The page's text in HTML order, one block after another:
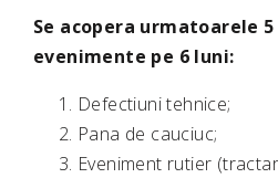
Se acopera urmatoarele
evenimente pe 6 luni:
Defectiuni tehnice;
Pana de cauciuc;
Eveniment rutier